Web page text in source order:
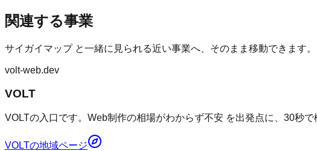
関連する事業
サイガイマップと一緒に見られる近い事業へ、そのまま移動できます。
volt-web.dev
VOLT
VOLTの入口です。Web制作の相場がわからず不安 を出発点に、30秒
VOLTの地域ページ